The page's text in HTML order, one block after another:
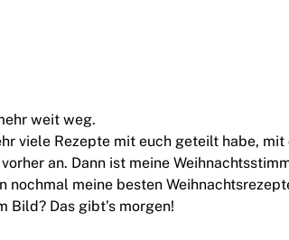
weit weg.
viele Rezepte mit euch geteilt habe,
an. Dann ist meine
meine besten
Bild? Das gibt’s morgen!